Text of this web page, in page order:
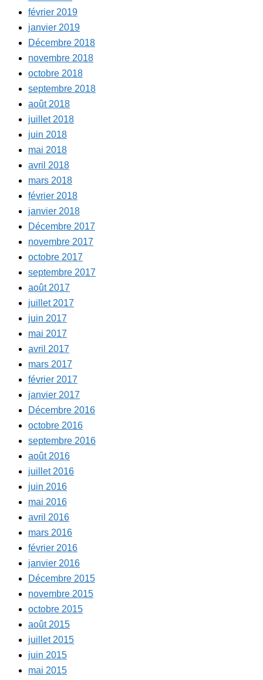
février 2019
janvier 2019
Décembre 2018
novembre 2018
octobre 2018
septembre 2018
août 2018
juillet 2018
juin 2018
mai 2018
avril 2018
mars 2018
février 2018
janvier 2018
Décembre 2017
novembre 2017
octobre 2017
septembre 2017
août 2017
juillet 2017
juin 2017
mai 2017
avril 2017
mars 2017
février 2017
janvier 2017
Décembre 2016
octobre 2016
septembre 2016
août 2016
juillet 2016
juin 2016
mai 2016
avril 2016
mars 2016
février 2016
janvier 2016
Décembre 2015
novembre 2015
octobre 2015
août 2015
juillet 2015
juin 2015
mai 2015